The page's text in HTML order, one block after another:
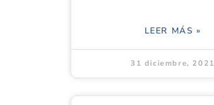
LEER MÁS »
31 diciembre, 2021